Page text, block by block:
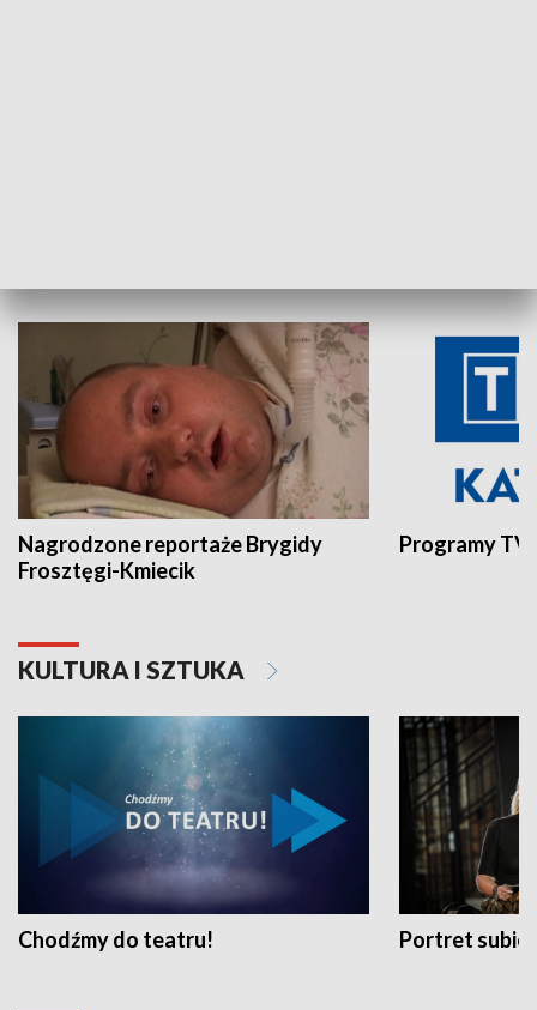
Nagrodzone reportaże Brygidy
Frosztęgi-Kmiecik
Programy
KULTURA I SZTUKA
Chodźmy do teatru! Portret